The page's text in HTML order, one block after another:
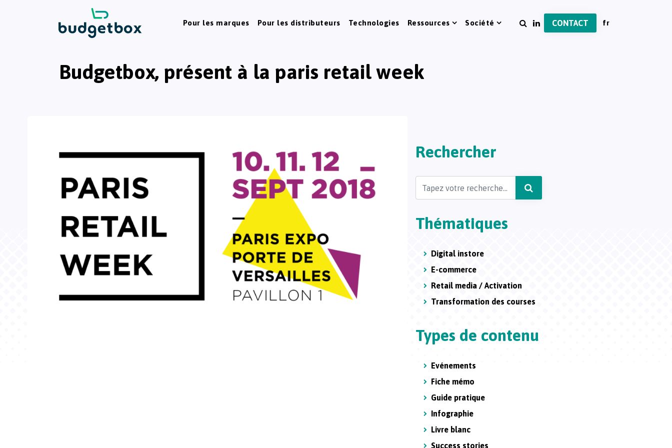
Pour les marques Pour les distributeurs Technologies Ressources Société CONTACT
Budgetbox, présent à la paris retail week
Rechercher
Thématiques
Digital instore
E-commerce
Retail media / Activation
Transformation des courses
Types de contenu
Evénements
Fiche mémo
Guide pratique
Infographie
Livre blanc
Success stories